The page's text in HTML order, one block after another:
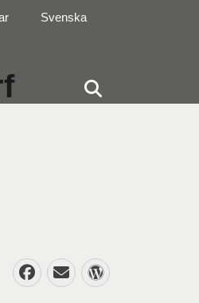
Facebook
E-
post
Svenska